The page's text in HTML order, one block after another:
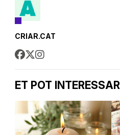
CRIAR.CAT
ET POT INTERESSAR